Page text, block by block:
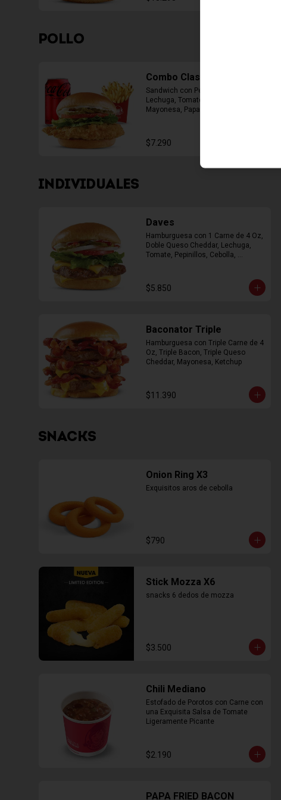
POLLO
Combo Classic Chicken
Sandwich con Pechuga Apanada,
Lechuga, Tomate, Pepinillos y
Mayonesa, Papas Fritas Mediana,
$7.290
INDIVIDUALES
Daves
Hamburguesa con 1 Carne de 4 Oz,
Doble Queso Cheddar, Lechuga,
Tomate, Pepinillos, Cebolla,
$5.850
Baconator Triple
Hamburguesa con Triple Carne de 4
Oz, Triple Bacon, Triple Queso
Cheddar, Mayonesa, Ketchup
$11.390
SNACKS
Onion Ring X3
Exquisitos aros de cebolla
$790
Stick Mozza X6
snacks 6 dedos de mozza
$3.500
Chili Mediano
Estofado de Porotos con Carne con
una Exquisita Salsa de Tomate
Ligeramente Picante
$2.190
PAPA FRIED BACON